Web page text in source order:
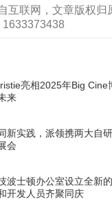
互联网，文章版权归
1633373438
亮相2025年Big Cine
来
新实践，派领携两大自
会
波士顿办公室设立全新
开发人员齐聚同庆